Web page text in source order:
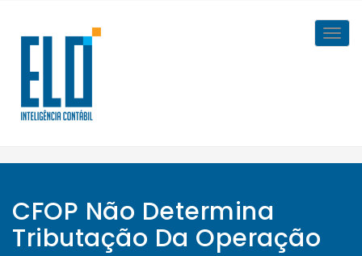
content
CFOP Não Determina
Tributação Da Operação